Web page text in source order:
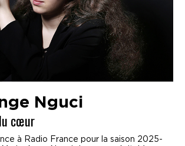
Nguci
cœur
à Radio France pour la saison 2025-